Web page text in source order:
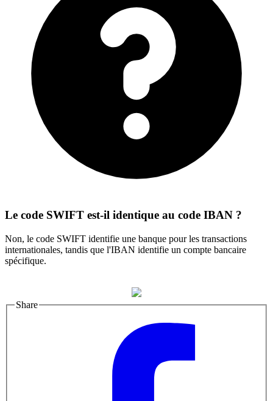
Le code SWIFT est-il identique au code IBAN ?
Non, le code SWIFT identifie une banque pour les transactions
internationales, tandis que l'IBAN identifie un compte bancaire
spécifique.
Share